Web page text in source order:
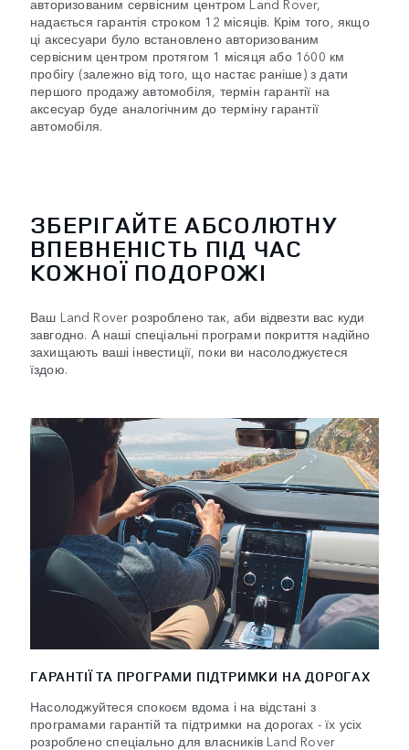
надається гарантія строком 12 місяців. Крім того, якщо
ці аксесуари було встановлено авторизованим
сервісним центром протягом 1 місяця або 1600 км
пробігу (залежно від того, що настає раніше) з дати
першого продажу автомобіля, термін гарантії на
аксесуар буде аналогічним до терміну гарантії
автомобіля.
ЗБЕРІГАЙТЕ АБСОЛЮТНУ
ВПЕВНЕНІСТЬ ПІД ЧАС
КОЖНОЇ ПОДОРОЖІ
Ваш Land Rover розроблено так, аби відвезти вас куди
завгодно. А наші спеціальні програми покриття надійно
захищають ваші інвестиції, поки ви насолоджуєтеся
їздою.
ГАРАНТІЇ ТА ПРОГРАМИ ПІДТРИМКИ НА ДОРОГАХ
Насолоджуйтеся спокоєм вдома і на відстані з
програмами гарантій та підтримки на дорогах - їх усіх
розроблено спеціально для власників Land Rover